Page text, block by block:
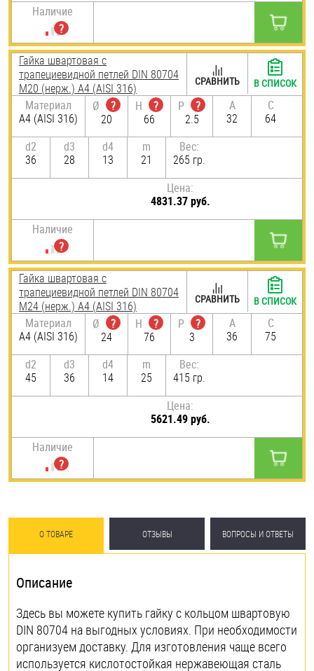
Наличие
Гайка швартовая с
трапециевидной петлей DIN 80704
М20 (нерж.) A4 (AISI 316)
Материал
A4 (AISI 316)
Ø
?
20
H
?
66
P
?
2.5
A
32
C
64
d2
36
d3
28
d4
13
m
21
Вес:
265 гр.
Цена:
4831.37 руб.
Наличие
СРАВНИТЬ В СПИСОК
Гайка швартовая с
трапециевидной петлей DIN 80704
М24 (нерж.) A4 (AISI 316)
Материал
A4 (AISI 316)
Ø
?
24
H
?
76
P
?
3
A
36
C
75
d2
45
d3
36
d4
14
m
25
Вес:
415 гр.
Цена:
5621.49 руб.
Наличие
СРАВНИТЬ В СПИСОК
О ТОВАРЕ ОТЗЫВЫ ВОПРОСЫ И ОТВЕТЫ
Описание
Здесь вы можете купить гайку с кольцом швартовую
DIN 80704 на выгодных условиях. При необходимости
организуем доставку. Для изготовления чаще всего
используется кислотостойкая нержавеющая сталь